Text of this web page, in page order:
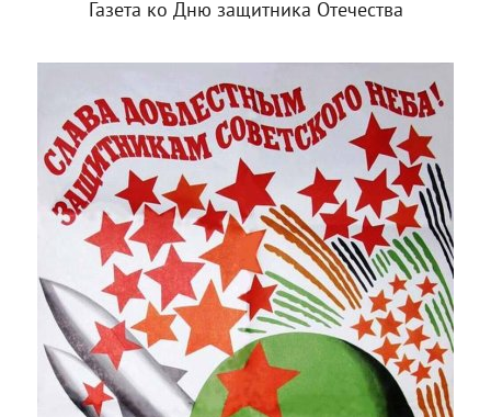
Газета ко Дню защитника Отечества